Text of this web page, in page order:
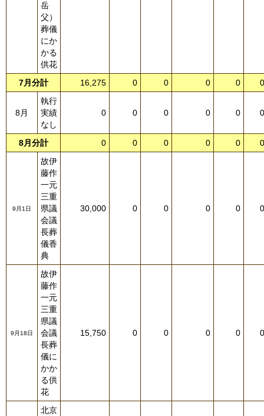
岳
父）
葬儀
にか
かる
供花
7月分計 16,275 0 0 0 0 0
8月
執行
実績
なし
0 0 0 0 0 0
8月分計 0 0 0 0 0 0
9月1日
故伊
藤作
一元
三重
県議
会議
長葬
儀香
典
30,000 0 0 0 0 0
9月18日
故伊
藤作
一元
三重
県議
会議
長葬
儀に
かか
る供
花
15,750 0 0 0 0 0
北京